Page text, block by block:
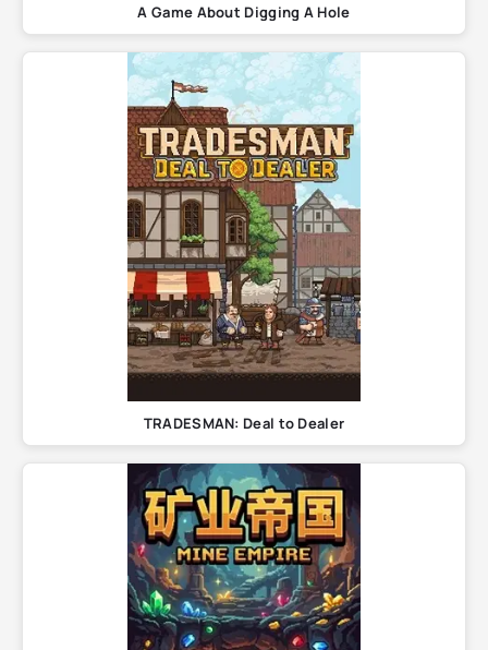
A Game About Digging A Hole
TRADESMAN: Deal to Dealer